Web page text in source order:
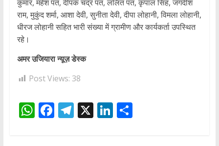
कुमार, महेश पंत, दीपक चंद्र पंत, ललित पंत, कृपाल सिंह, जगदीश
राम, मुकुंद शर्मा, आशा देवी, सुनीता देवी, दीपा लोहानी, विमला लोहानी,
धीरज लोहानी सहित भारी संख्या में ग्रामीण और कार्यकर्ता उपस्थित
रहे।
अमर उजियारा न्यूज़ डेस्क
Post Views: 38
W F T X Li S